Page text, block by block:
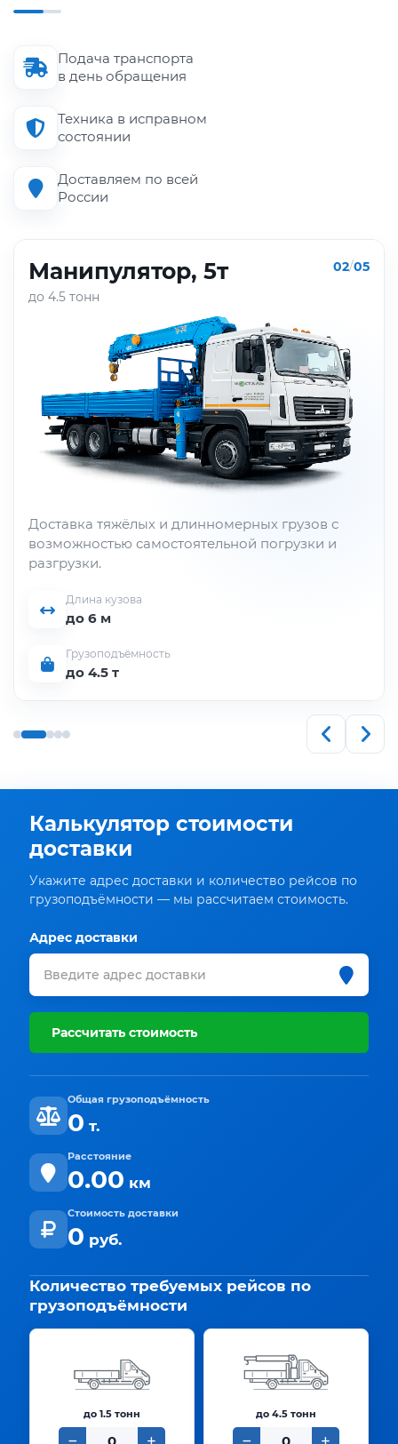
Подача транспорта
в день обращения
Техника в исправном
состоянии
Доставляем по всей
России
Манипулятор, 5т
до 4.5 тонн
02/05
Доставка тяжёлых и длинномерных грузов с
возможностью самостоятельной погрузки и
разгрузки.
Длина кузова
до 6 м
Грузоподъёмность
до 4.5 т
Калькулятор стоимости
доставки
Укажите адрес доставки и количество рейсов по
грузоподъёмности — мы рассчитаем стоимость.
Адрес доставки
Рассчитать стоимость
Общая грузоподъёмность
0 т.
Расстояние
0.00 км
Стоимость доставки
0 руб.
Количество требуемых рейсов по
грузоподъёмности
до 1.5 тонн до 4.5 тонн